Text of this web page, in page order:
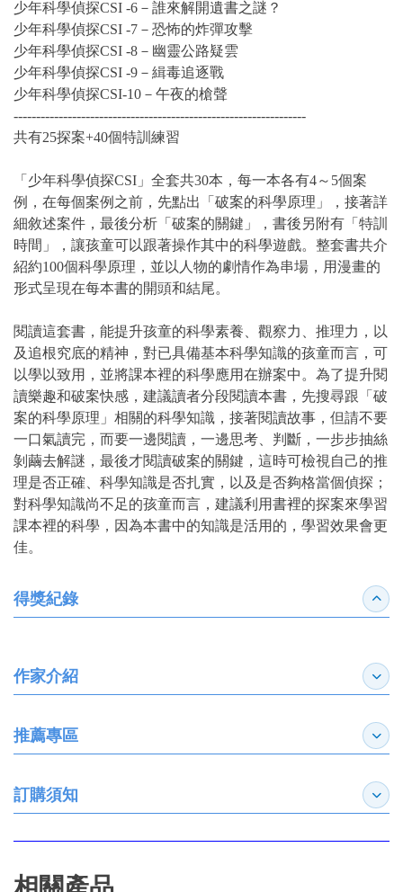
少年科學偵探CSI -6－誰來解開遺書之謎？
少年科學偵探CSI -7－恐怖的炸彈攻擊
少年科學偵探CSI -8－幽靈公路疑雲
少年科學偵探CSI -9－緝毒追逐戰
少年科學偵探CSI-10－午夜的槍聲
-----------------------------------------------------------------
共有25探案+40個特訓練習
「少年科學偵探CSI」全套共30本，每一本各有4～5個案
例，在每個案例之前，先點出「破案的科學原理」，接著詳
細敘述案件，最後分析「破案的關鍵」，書後另附有「特訓
時間」，讓孩童可以跟著操作其中的科學遊戲。整套書共介
紹約100個科學原理，並以人物的劇情作為串場，用漫畫的
形式呈現在每本書的開頭和結尾。
閱讀這套書，能提升孩童的科學素養、觀察力、推理力，以
及追根究底的精神，對已具備基本科學知識的孩童而言，可
以學以致用，並將課本裡的科學應用在辦案中。為了提升閱
讀樂趣和破案快感，建議讀者分段閱讀本書，先搜尋跟「破
案的科學原理」相關的科學知識，接著閱讀故事，但請不要
一口氣讀完，而要一邊閱讀，一邊思考、判斷，一步步抽絲
剝繭去解謎，最後才閱讀破案的關鍵，這時可檢視自己的推
理是否正確、科學知識是否扎實，以及是否夠格當個偵探；
對科學知識尚不足的孩童而言，建議利用書裡的探案來學習
課本裡的科學，因為本書中的知識是活用的，學習效果會更
佳。
得獎紀錄 收合
作家介紹 展開
推薦專區 展開
訂購須知 展開